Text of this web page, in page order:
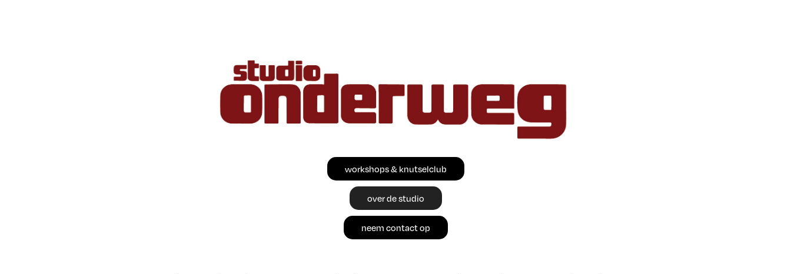
workshops & knutselclub
over de studio
neem contact op